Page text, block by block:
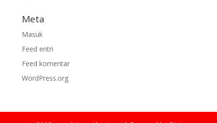
Meta
Masuk
Feed entri
Feed komentar
WordPress.org